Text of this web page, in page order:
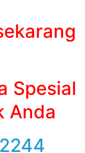
Spesial
Anda